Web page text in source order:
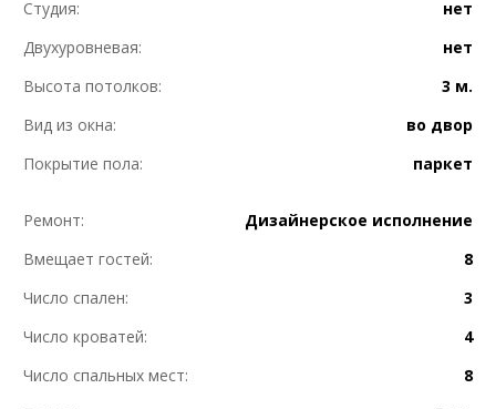
Студия:
нет
Двухуровневая:
нет
Высота потолков:
3 м.
Вид из окна:
во двор
Покрытие пола:
паркет
Ремонт:
Дизайнерское исполнение
Вмещает гостей:
8
Число спален:
3
Число кроватей:
4
Число спальных мест:
8